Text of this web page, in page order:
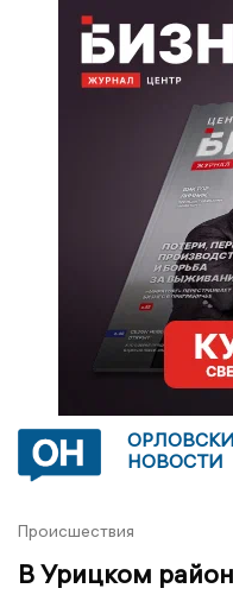
НОВОСТИ
Происшествия
В Урицком